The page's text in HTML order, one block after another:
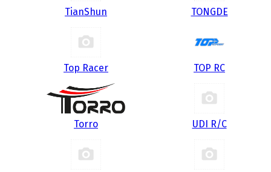
TianShun TONGDE
Top Racer TOP RC
Torro UDI R/С